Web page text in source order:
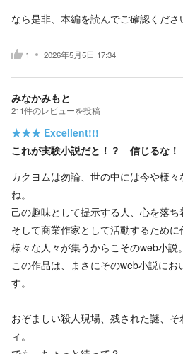
なら是非、本編を読んでご確認くださ
1 2026年5月5日 17:34
みなかみもと
211件のレビューを投稿
★★★ Excellent!!!
これが実験小説だと！？ 信じるな！
カクヨムは勿論、世の中には今や様
ね。
己の趣味として提示する人、心を落ち
そして商業作家として活動するために
様々な人々が集うからこそのweb小説。
この作品は、まさにそのweb小説にお
す。
おぞましい殺人現場、残された謎、
ィ。